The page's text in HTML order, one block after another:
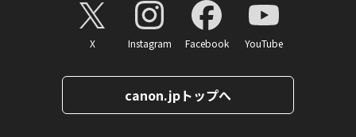
X Instagram Facebook YouTube
canon.jpトップへ